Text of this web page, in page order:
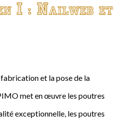
I : Nailweb et
et la pose de la
met en œuvre les poutres
exceptionnelle, les poutres